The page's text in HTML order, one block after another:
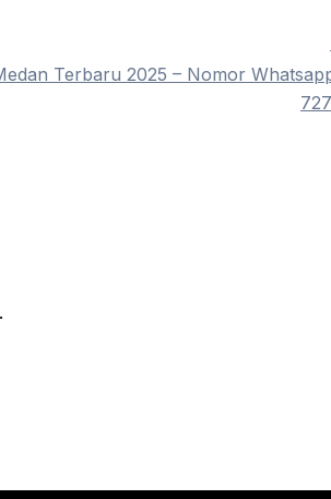
Terbaru 2025 – Nomor